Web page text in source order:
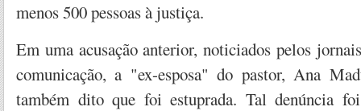
menos 500 pessoas à justiça.
Em uma acusação anterior, noticiados pelos
comunicação, a "ex-esposa" do pastor, Ana
também dito que foi estuprada. Tal denúncia